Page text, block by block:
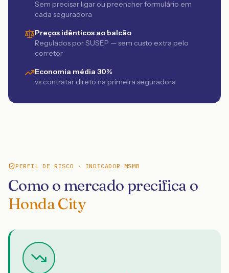
Sem precisar ligar ou preencher formulário em
cada seguradora
Preços idênticos ao balcão
Regulados por SUSEP — sem custo extra pelo
corretor
Economia média 30%
vs contratar direto na primeira seguradora
PERFIL DE RISCO · INDICADOR MSMB
Como o mercado precifica o
Honda City